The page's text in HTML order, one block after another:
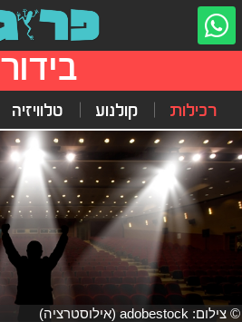
בידור
רכילות קולנוע טלוויזיה
© צילום: adobestock (אילוסטרציה)